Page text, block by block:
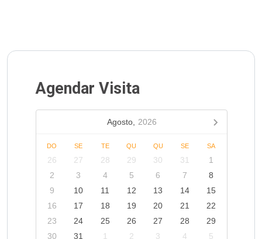
Agendar Visita
Agosto, 2026
DO SE TE QU QU SE SA
26 27 28 29 30 31
1
2
3 4 5 6 7
8
9
10 11 12 13 14
15
16
17 18 19 20 21
22
23
24 25 26 27 28
29
30
31 1 2 3 4 5